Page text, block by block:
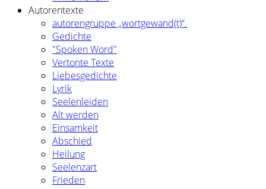
Autorentexte
autorengruppe „wortgewand(t)“.
Gedichte
"Spoken Word"
Vertonte Texte
Liebesgedichte
Lyrik
Seelenleiden
Alt werden
Einsamkeit
Abschied
Heilung
Seelenzart
Frieden